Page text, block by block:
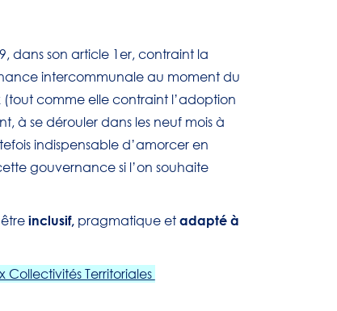
dans son article 1er, contraint la
intercommunale au moment du
comme elle contraint l’adoption
à se dérouler dans les neuf mois à
indispensable d’amorcer en
gouvernance si l’on souhaite
inclusif,pragmatique etadapté à
Territoriales